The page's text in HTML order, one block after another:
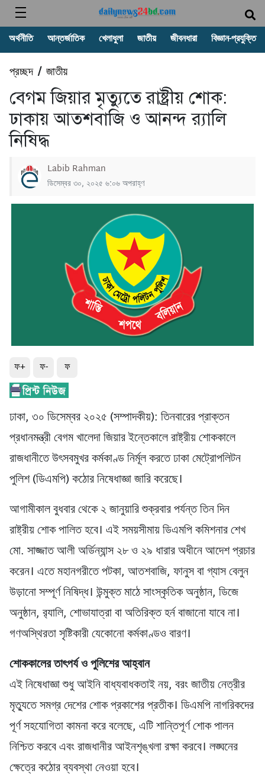
অর্থনীতি আন্তর্জাতিক খেলাধুলা জাতীয় জীবনধারা বিজ্ঞান-প্রযুক্তি
প্রচ্ছদ/ জাতীয়
বেগম জিয়ার মৃত্যুতে রাষ্ট্রীয় শোক:
ঢাকায় আতশবাজি ও আনন্দ র‍্যালি
নিষিদ্ধ
Labib Rahman
ডিসেম্বর ৩০, ২০২৫ ৬:০৬ অপরাহ্ণ
ফ+ ফ- ফ
ঢাকা, ৩০ ডিসেম্বর ২০২৫ (সম্পাদকীয়): তিনবারের প্রাক্তন
প্রধানমন্ত্রী বেগম খালেদা জিয়ার ইন্তেকালে রাষ্ট্রীয় শোককালে
রাজধানীতে উৎসবমুখর কর্মকাণ্ড নির্মূল করতে ঢাকা মেট্রোপলিটন
পুলিশ (ডিএমপি) কঠোর নিষেধাজ্ঞা জারি করেছে।
আগামীকাল বুধবার থেকে ২ জানুয়ারি শুক্রবার পর্যন্ত তিন দিন
রাষ্ট্রীয় শোক পালিত হবে। এই সময়সীমায় ডিএমপি কমিশনার শেখ
মো. সাজ্জাত আলী অর্ডিন্যান্স ২৮ ও ২৯ ধারার অধীনে আদেশ প্রচার
করেন। এতে মহানগরীতে পটকা, আতশবাজি, ফানুস বা গ্যাস বেলুন
উড়ানো সম্পূর্ণ নিষিদ্ধ। উন্মুক্ত মাঠে সাংস্কৃতিক অনুষ্ঠান, ডিজে
অনুষ্ঠান, র‌্যালি, শোভাযাত্রা বা অতিরিক্ত হর্ন বাজানো যাবে না।
গণঅস্থিরতা সৃষ্টিকারী যেকোনো কর্মকাণ্ডও বারণ।
শোককালের তাৎপর্য ও পুলিশের আহ্বান
এই নিষেধাজ্ঞা শুধু আইনি বাধ্যবাধকতাই নয়, বরং জাতীয় নেত্রীর
মৃত্যুতে সমগ্র দেশের শোক প্রকাশের প্রতীক। ডিএমপি নাগরিকদের
পূর্ণ সহযোগিতা কামনা করে বলেছে, এটি শান্তিপূর্ণ শোক পালন
নিশ্চিত করবে এবং রাজধানীর আইনশৃঙ্খলা রক্ষা করবে। লঙ্ঘনের
ক্ষেত্রে কঠোর ব্যবস্থা নেওয়া হবে।